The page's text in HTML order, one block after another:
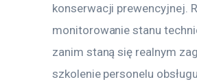
konserwacji prewencyjnej.
monitorowanie stanu
zanim staną się realnym
szkolenie personelu